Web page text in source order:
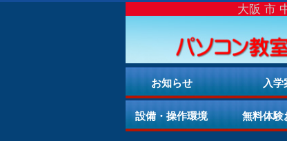
大阪 市
お知らせ 入学
設備・操作環境 無料体験